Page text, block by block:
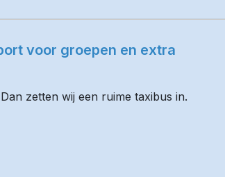
voor groepen en extra
zetten wij een ruime taxibus in.